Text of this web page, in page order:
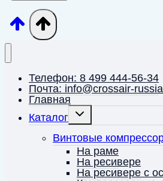
Телефон: 8 499 444-56-34
Почта: info@crossair-
Главная
Каталог
Переключить
дочернее
меню
Винтовые
На раме
На ресивере
На ресивере с